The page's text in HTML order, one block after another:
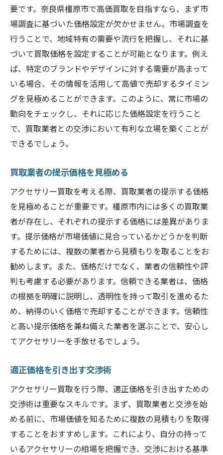
要です。奈良県橿原市で高価買取を目指すなら、まず市
場調査に基づいた価格設定が欠かせません。市場調査を
行うことで、地域特有の需要や流行を把握し、それに基
づいて買取価格を設定することが可能となります。例え
ば、特定のブランドやデザインに対する需要が高まって
いる場合、その情報を活用して高値で売却するタイミン
グを見極めることができます。このように、常に市場の
動向をチェックし、それに応じた価格設定を行うこと
で、買取業者との交渉において有利な立場を築くことが
できるでしょう。
買取業者の提示価格を見極める
アクセサリー買取を考える際、買取業者の提示する価格
を見極めることが重要です。橿原市内には多くの買取業
者が存在し、それぞれの提示する価格には差異がありま
す。提示価格が市場価値に見合っているかどうかを判断
するためには、複数の業者から見積もりを取ることをお
勧めします。また、価格だけでなく、業者の信頼性や評
判も考慮する必要があります。信頼できる業者は、価格
の根拠を明確に説明し、透明性を持って取引を進めるた
め、納得のいく価格で売却することができます。信頼性
と高い提示価格を兼ね備えた業者を選ぶことで、安心し
てアクセサリーを手放せるでしょう。
適正価格を引き出す交渉術
アクセサリー買取を行う際、適正価格を引き出すための
交渉術は重要なスキルです。まず、買取業者と交渉を始
める前に、市場価値を知るために複数の見積もりを取得
することをおすすめします。これにより、自分の持って
いるアクセサリーの相場を把握でき、交渉における基準